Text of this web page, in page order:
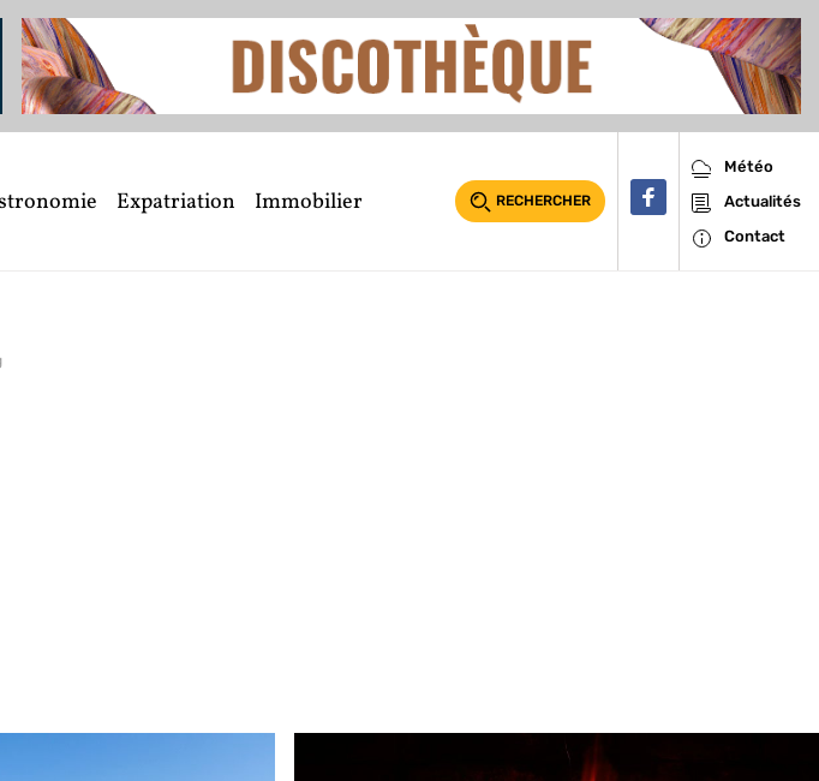
Expatriation Immobilier RECHERCHER
Météo
Actualités
Contact